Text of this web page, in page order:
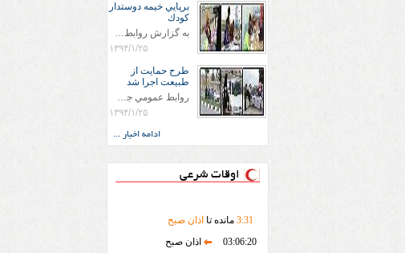
برپايي خيمه دوستدار
كودك
به گزارش روابط عمومي جمعيت هلال احمر شهرستان سرخس علاوه بر اجرای خدمات امدادی، راهنمایی های گردشگری و موقعیت های جغرافیایی و برپایی چادرهای سلامت به منظور سنجش رایگان فشار و قندخون مسافران، ، خيمه هايي.با عنوان دوستدار کودک تجهیزشده که دراین فضا کودکان مراجعه کننده از طریق نقاشی و سایر هنرهای تجسمی با مفاهیم جمعیت هلال احمر و اصول هفتگانه آن آشنا می شوند. به دليل حضور چشم گير كودكان و خانواده ها سعی شده در قالب های متناسب با سنین کودکان مراجعه کنند
۱۳۹۴/۱/۲۵
طرح حمايت از
طبيعت اجرا شد
روابط عمومي جمعيت هلال احمر سرخس جمعيت هلال احمر سرخس در روز طبيعت جوانان جمعيت هلال احمر سرخس در راستاي حفاظت و حمايت از محيط زيست با انگيزه داشتن طبيعت زيبا و بدون زباله و جهت فرهنگ سازي طرح حمايت از طبيعت را اجرا نمودند. اين طرح با رويكرد حمايتي و اموزشي در خصوص اشتي باطبيعت اجرا شد و در اين طرح 700 عدد كيسه زباله وبروشور در خروجي هاي شهر بين همشهريان و مسافرين نوروزي توزيع گرديد و در راه بازگشت كيسه هاي زباله توسط همشهريان به مامورين محترم شهرداري مستقر در ورودي شهر
۱۳۹۴/۱/۲۵
ادامه اخبار ...
اوقات شرعی
3:31 مانده تا اذان صبح
03:06:20
اذان صبح